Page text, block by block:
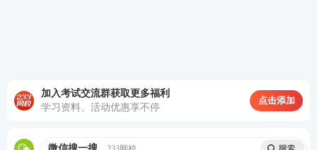
第三步：阅读承诺书，勾选“我已阅读并承诺”，进行
加入考试交流群获取更多福利
学习资料、活动优惠享不停
点击添加